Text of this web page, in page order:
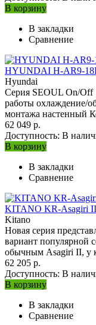
В корзину
В закладки
Сравнение
HYUNDAI H-AR9-
Hyundai
Серия SEOUL On/
работы охлаждение/
монтажа настенный
62 049 р.
Доступность: В
В корзину
В закладки
Сравнение
KITANO KR-Asagiri
Kitano
Новая серия
вариант популярной
обычным Asagiri II, у
62 205 р.
Доступность: В
В корзину
В закладки
Сравнение